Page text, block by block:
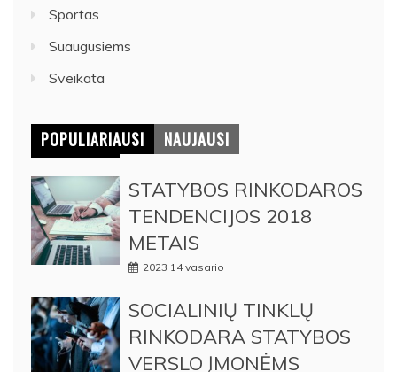
Sportas
Suaugusiems
Sveikata
POPULIARIAUSI NAUJAUSI
STATYBOS RINKODAROS
TENDENCIJOS 2018
METAIS
2023 14 vasario
SOCIALINIŲ TINKLŲ
RINKODARA STATYBOS
VERSLO ĮMONĖMS